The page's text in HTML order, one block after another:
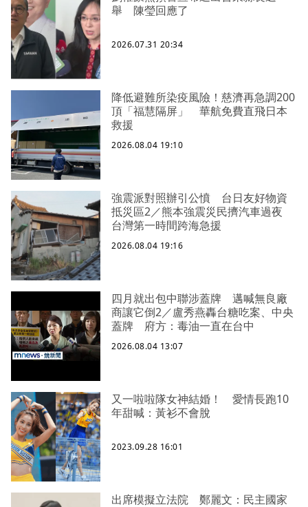
舉 陳瑩回應了
2026.07.31 20:34
降低避難所染疫風險！慈濟再急調200
頂「福慧隔屏」 華航免費直飛日本
救援
2026.08.04 19:10
強震派對照辦引公憤 台日友好物資
抵災區2／熊本強震災民擠汽車過夜
台灣第一時間跨海急援
2026.08.04 19:16
四月就出包中聯涉蓋牌 邁喊無良廠
商讓它倒2／盧秀燕轟台糖吃案、中央
蓋牌 府方：毒油一直在台中
2026.08.04 13:07
又一啦啦隊女神結婚！ 愛情長跑10
年甜喊：黃衫不會脫
2023.09.28 16:01
出席模擬立法院 鄭麗文：民主國家